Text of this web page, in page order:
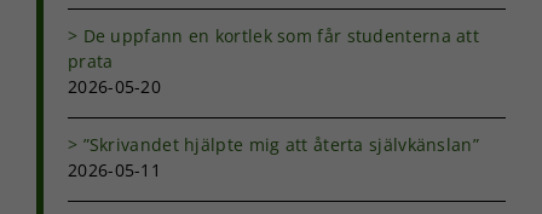
De uppfann en kortlek som får studenterna att
prata
2026-05-20
”Skrivandet hjälpte mig att återta självkänslan”
2026-05-11
surfar ökar du
chansen att få se